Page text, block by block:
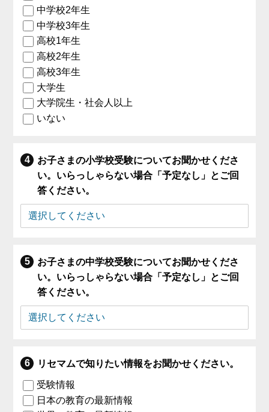
中学校2年生
中学校3年生
高校1年生
高校2年生
高校3年生
大学生
大学院生・社会人以上
いない
お子さまの小学校受験についてお聞かせくださ
い。いらっしゃらない場合「予定なし」とご回
答ください。
お子さまの中学校受験についてお聞かせくださ
い。いらっしゃらない場合「予定なし」とご回
答ください。
リセマムで知りたい情報をお聞かせください。
受験情報
日本の教育の最新情報